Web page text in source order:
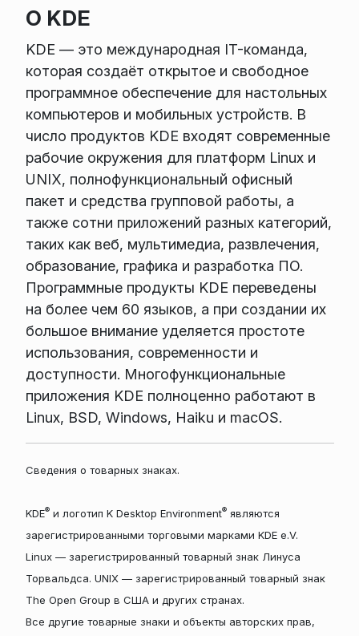
О KDE
KDE — это международная IT-команда,
которая создаёт открытое и свободное
программное обеспечение для настольных
компьютеров и мобильных устройств. В
число продуктов KDE входят современные
рабочие окружения для платформ Linux и
UNIX, полнофункциональный офисный
пакет и средства групповой работы, а
также сотни приложений разных категорий,
таких как веб, мультимедиа, развлечения,
образование, графика и разработка ПО.
Программные продукты KDE переведены
на более чем 60 языков, а при создании их
большое внимание уделяется простоте
использования, современности и
доступности. Многофункциональные
приложения KDE полноценно работают в
Linux, BSD, Windows, Haiku и macOS.
Сведения о товарных знаках.
KDE®и логотип K Desktop Environment®являются
зарегистрированными торговыми марками KDE e.V.
Linux — зарегистрированный товарный знак Линуса
Торвальдса. UNIX — зарегистрированный товарный знак
The Open Group в США и других странах.
Все другие товарные знаки и объекты авторских прав,